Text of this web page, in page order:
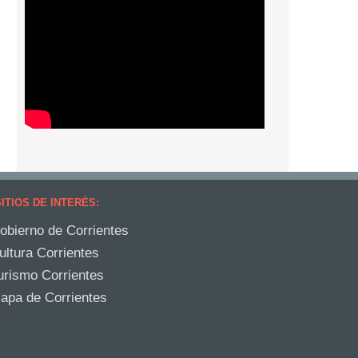
DE INTERÉS:
de Corrientes
Corrientes
Corrientes
de Corrientes